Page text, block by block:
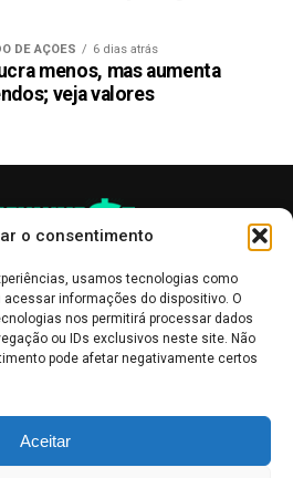
o consentimento
usamos tecnologias como
informações do dispositivo. O
nos permitirá processar dados
ou IDs exclusivos neste site. Não
pode afetar negativamente certos
Aceitar
DE AÇÕES 6 dias atrás
menos, mas aumenta
veja valores
de divulgação, e não devem ser
de investimento.Leia mais